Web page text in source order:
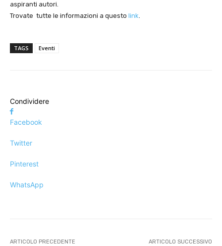
aspiranti autori.
Trovate tutte le informazioni a questo link.
TAGS Eventi
Condividere
Facebook
Twitter
Pinterest
WhatsApp
ARTICOLO PRECEDENTE ARTICOLO SUCCESSIVO